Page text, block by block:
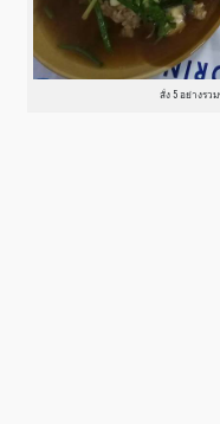
สั่ง 5 อย่างรว